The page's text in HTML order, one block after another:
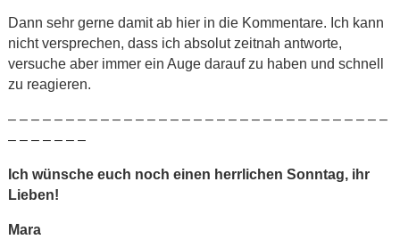
Dann sehr gerne damit ab hier in die Kommentare. Ich kann
nicht versprechen, dass ich absolut zeitnah antworte,
versuche aber immer ein Auge darauf zu haben und schnell
zu reagieren.
– – – – – – – – – – – – – – – – – – – – – – – – – – – – – – – – –
– – – – – – –
Ich wünsche euch noch einen herrlichen Sonntag, ihr
Lieben!
Mara